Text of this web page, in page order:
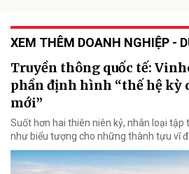
XEM THÊM DOANH NGHIỆP -
Truyền thông quốc tế:
phần định hình “thế hệ kỳ
mới”
Suốt hơn hai thiên niên kỷ, nhân loại tập
như biểu tượng cho những thành tựu vĩ